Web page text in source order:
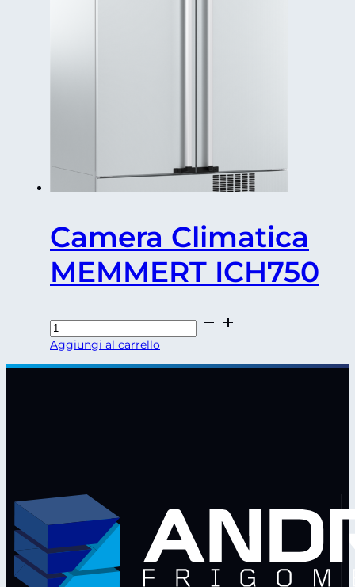
Camera Climatica
MEMMERT ICH750
Camera
Climatica
MEMMERT
ICH750
Aggiungi al carrello